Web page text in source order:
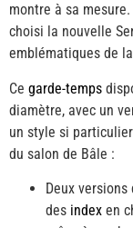
montre à sa
choisi la nouvelle
emblématiques de
Ce garde-temps
diamètre, avec un
un style si
du salon de Bâle :
Deux
des index en